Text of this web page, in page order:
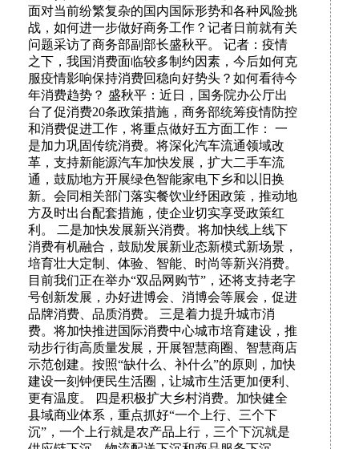
面对当前纷繁复杂的国内国际形势和各种风险挑
战，如何进一步做好商务工作？记者日前就有关
问题采访了商务部副部长盛秋平。 记者：疫情
之下，我国消费面临较多制约因素，今后如何克
服疫情影响保持消费回稳向好势头？如何看待今
年消费趋势？ 盛秋平：近日，国务院办公厅出
台了促消费20条政策措施，商务部统筹疫情防控
和消费促进工作，将重点做好五方面工作： 一
是加力巩固传统消费。将深化汽车流通领域改
革，支持新能源汽车加快发展，扩大二手车流
通，鼓励地方开展绿色智能家电下乡和以旧换
新。会同相关部门落实餐饮业纾困政策，推动地
方及时出台配套措施，使企业切实享受政策红
利。 二是加快发展新兴消费。将加快线上线下
消费有机融合，鼓励发展新业态新模式新场景，
培育壮大定制、体验、智能、时尚等新兴消费。
目前我们正在举办“双品网购节”，还将支持老字
号创新发展，办好进博会、消博会等展会，促进
品牌消费、品质消费。 三是着力提升城市消
费。将加快推进国际消费中心城市培育建设，推
动步行街高质量发展，开展智慧商圈、智慧商店
示范创建。按照“缺什么、补什么”的原则，加快
建设一刻钟便民生活圈，让城市生活更加便利、
更有温度。 四是积极扩大乡村消费。加快健全
县域商业体系，重点抓好“一个上行、三个下
沉”，一个上行就是农产品上行，三个下沉就是